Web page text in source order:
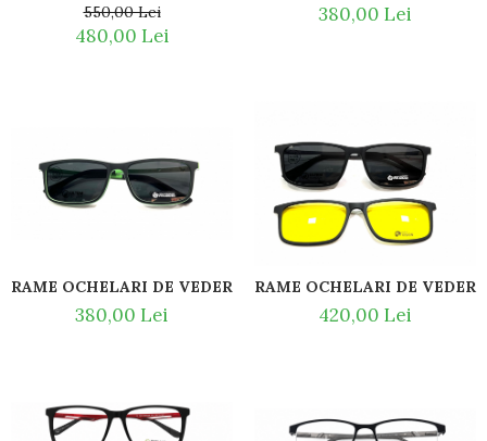
550,00 Lei
480,00 Lei
380,00 Lei
RAME OCHELARI DE VEDERE POINT 6057 C4 CLIP-ON
380,00 Lei
RAME OCHELARI DE
420,00 Lei